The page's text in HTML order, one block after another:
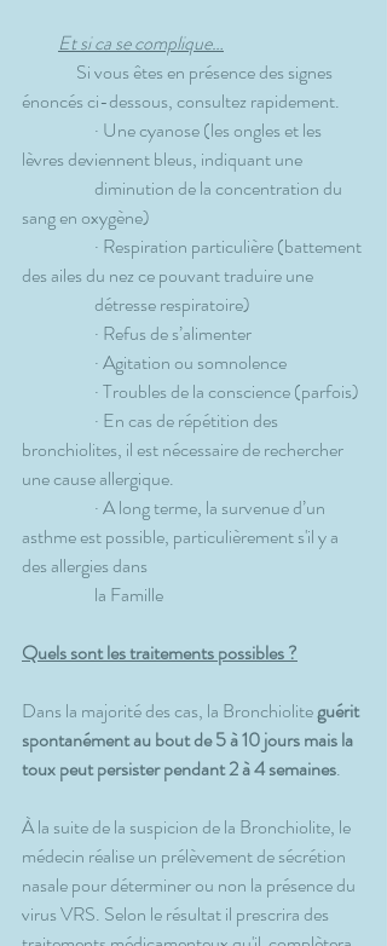
Et si ca se complique…
énoncés ci-dessous, consultez rapidement.
lèvres deviennent bleus, indiquant une
sang en oxygène)
des ailes du nez ce pouvant traduire une
                    détresse respiratoire)
                    · Refus de s’alimenter
                    · Agitation ou somnolence
                    · Troubles de la conscience (parfois)
bronchiolites, il est nécessaire de rechercher
une cause allergique.
asthme est possible, particulièrement s'il y a
des allergies dans
                    la Famille
Quels sont les traitements possibles ?
Dans la majorité des cas, la Bronchiolite guérit
spontanément au bout de 5 à 10 jours mais la
toux peut persister pendant 2 à 4 semaines.
À la suite de la suspicion de la Bronchiolite, le
médecin réalise un prélèvement de sécrétion
nasale pour déterminer ou non la présence du
virus VRS. Selon le résultat il prescrira des